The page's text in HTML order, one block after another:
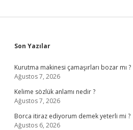
Sidebar
Son Yazılar
Kurutma makinesi çamaşırları bozar mı ?
Ağustos 7, 2026
Kelime sözlük anlamı nedir ?
Ağustos 7, 2026
Borca itiraz ediyorum demek yeterli mi ?
Ağustos 6, 2026